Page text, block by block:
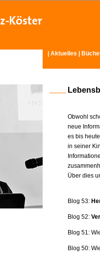
Aktuelles
Obwohl
neue
es bis
in seiner
Über dies
Blog 53:
Blog 52:
Blog 51:
Blog 50: